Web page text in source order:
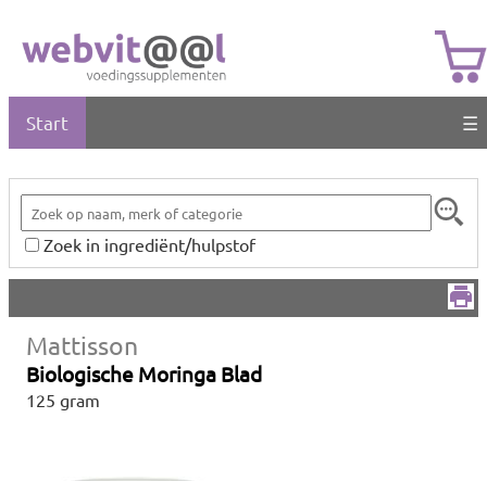
Start ☰
Zoek in ingrediënt/hulpstof
Mattisson
Biologische Moringa Blad
125 gram